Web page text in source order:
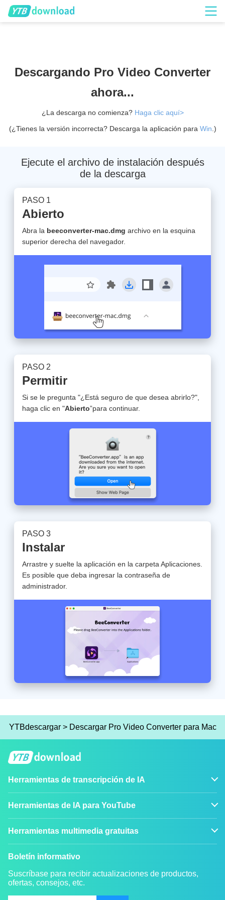
Descargando Pro Video Converter
ahora...
¿La descarga no comienza? Haga clic aquí>
(¿Tienes la versión incorrecta? Descarga la aplicación para Win .)
Ejecute el archivo de instalación después
de la descarga
PASO 1
Abierto
Abra la beeconverter-mac.dmg archivo en la esquina
superior derecha del navegador.
PASO 2
Permitir
Si se le pregunta "¿Está seguro de que desea abrirlo?",
haga clic en "Abierto”para continuar.
PASO 3
Instalar
Arrastre y suelte la aplicación en la carpeta Aplicaciones.
Es posible que deba ingresar la contraseña de
administrador.
YTBdescargar> Descargar Pro Video Converter para Mac
Herramientas de transcripción de IA
Herramientas de IA para YouTube
Herramientas multimedia gratuitas
Boletín informativo
Suscríbase para recibir actualizaciones de productos,
ofertas, consejos, etc.